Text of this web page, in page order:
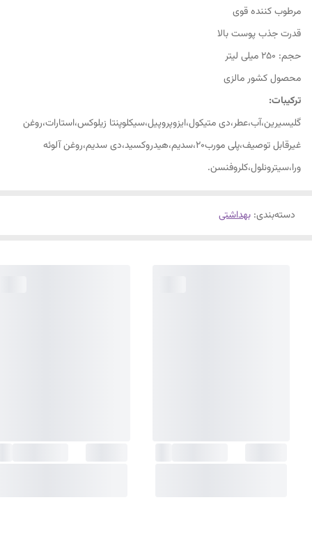
مرطوب کننده قوی
قدرت جذب پوست بالا
حجم: 250 میلی لیتر
محصول کشور مالزی
ترکیبات:
گلیسیرین،آب،عطر،دی متیکول،ایزوپروپیل،سیکلوپنتا زیلوکس،استارات،روغن
غیرقابل توصیف،پلی مورب20،سدیم،هیدروکسید،دی سدیم،روغن آلوئه
ورا،سیترونلول،کلروفنسن.
دسته‌بندی: بهداشتی